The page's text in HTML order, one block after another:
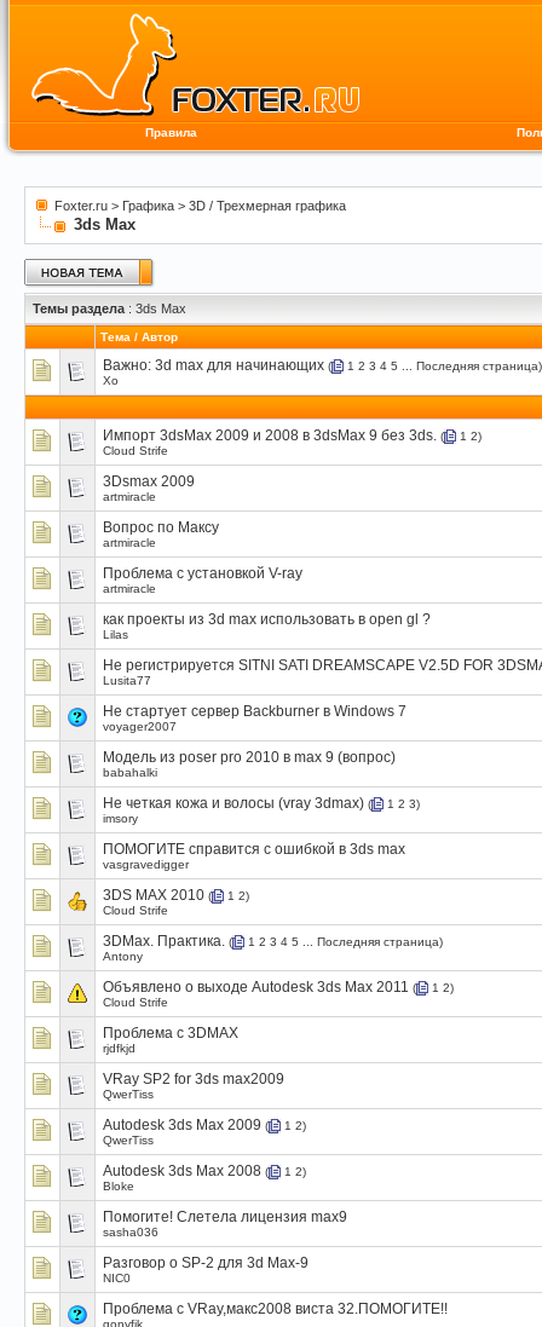
Правила
Foxter.ru > Графика > 3D / Трехмерная графика
3ds Max
Темы раздела : 3ds Max
Тема / Автор
Важно: 3d max для начинающих ( 1 2 3 4 5 Последняя страница)
Xo
Импорт 3dsMax 2009 и 2008 в 3dsMax 9 без 3ds. ( 1 2)
Cloud Strife
3Dsmax 2009
artmiracle
Вопрос по Максу
artmiracle
Проблема с установкой V-ray
artmiracle
как проекты из 3d max использовать в open gl ?
Lilas
Не регистрируется SITNI SATI DREAMSCAPE V2.5D FOR
Lusita77
Не стартует сервер Backburner в Windows 7
voyager2007
Модель из poser pro 2010 в max 9 (вопрос)
babahalki
Не четкая кожа и волосы (vray 3dmax) ( 1 2 3)
imsory
ПОМОГИТЕ справится с ошибкой в 3ds max
vasgravedigger
3DS MAX 2010 ( 1 2)
Cloud Strife
3DMax. Практика. ( 1 2 3 4 5 Последняя страница)
Antony
Объявлено о выходе Autodesk 3ds Max 2011 ( 1 2)
Cloud Strife
Проблема c 3DMAX
rjdfkjd
VRay SP2 for 3ds max2009
QwerTiss
Autodesk 3ds Max 2009 ( 1 2)
QwerTiss
Autodesk 3ds Max 2008 ( 1 2)
Bloke
Помогите! Слетела лицензия max9
sasha036
Разговор о SP-2 для 3d Max-9
NIC0
Проблема с VRay,макс2008 виста 32.ПОМОГИТЕ!!
gonyfik